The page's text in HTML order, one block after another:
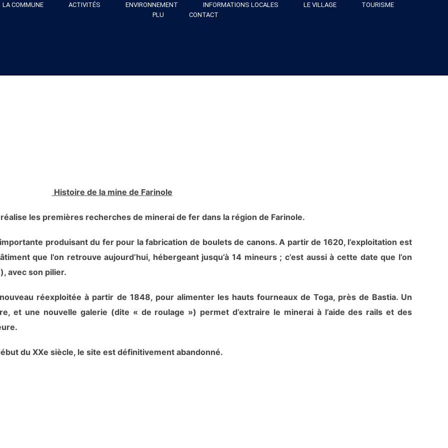
LA COMMUNE ACTIVITÉS ENVIRONNEMENT INFORMATIONS LOCALES LE VILLAGE
TOURISME
PLU
CONTACT
Histoire de la mine de Farinole
les premières recherches de minerai de fer dans la région de Farinole.
produisant du fer pour la fabrication de boulets de canons. A partir de 1620, l’exploitation est
que l’on retrouve aujourd’hui, hébergeant jusqu’à 14 mineurs ; c’est aussi à cette date que l’on
avec son pilier.
réexploitée à partir de 1848, pour alimenter les hauts fourneaux de Toga, près de Bastia. Un
et une nouvelle galerie (dite « de roulage ») permet d’extraire le minerai à l’aide des rails et des
du XXe siècle, le site est définitivement abandonné.